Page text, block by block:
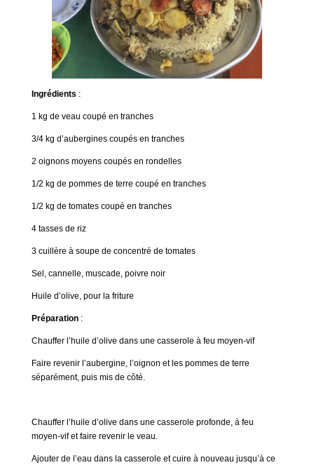
Ingrédients :
1 kg de veau coupé en tranches
3/4 kg d’aubergines coupés en tranches
2 oignons moyens coupés en rondelles
1/2 kg de pommes de terre coupé en tranches
1/2 kg de tomates coupé en tranches
4 tasses de riz
3 cuillère à soupe de concentré de tomates
Sel, cannelle, muscade, poivre noir
Huile d’olive, pour la friture
Préparation:
Chauffer l’huile d’olive dans une casserole à feu moyen-vif
Faire revenir l’aubergine, l’oignon et les pommes de terre
séparément, puis mis de côté.
Chauffer l’huile d’olive dans une casserole profonde, à feu
moyen-vif et faire revenir le veau.
Ajouter de l’eau dans la casserole et cuire à nouveau jusqu’à ce